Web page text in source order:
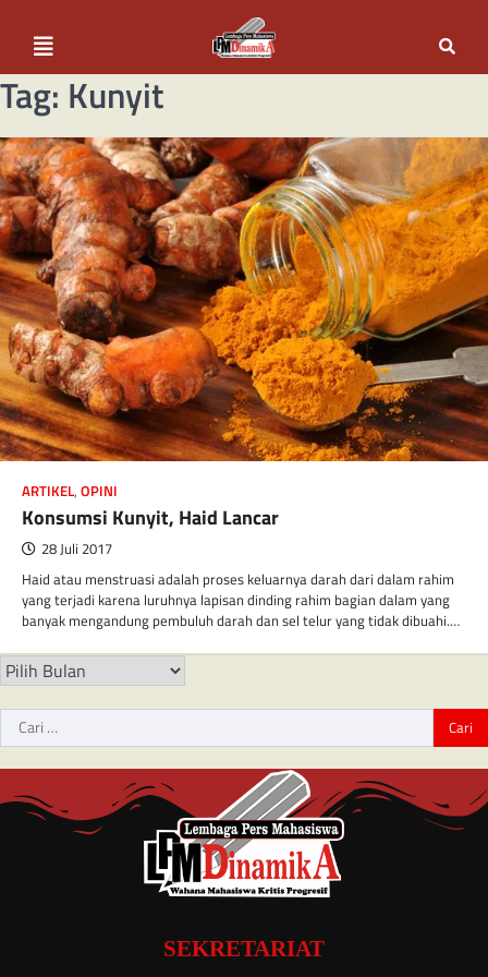
Tag: Kunyit
ARTIKEL, OPINI
Konsumsi Kunyit, Haid Lancar
28 Juli 2017
Haid atau menstruasi adalah proses keluarnya darah dari dalam rahim
yang terjadi karena luruhnya lapisan dinding rahim bagian dalam yang
banyak mengandung pembuluh darah dan sel telur yang tidak dibuahi.…
SEKRETARIAT